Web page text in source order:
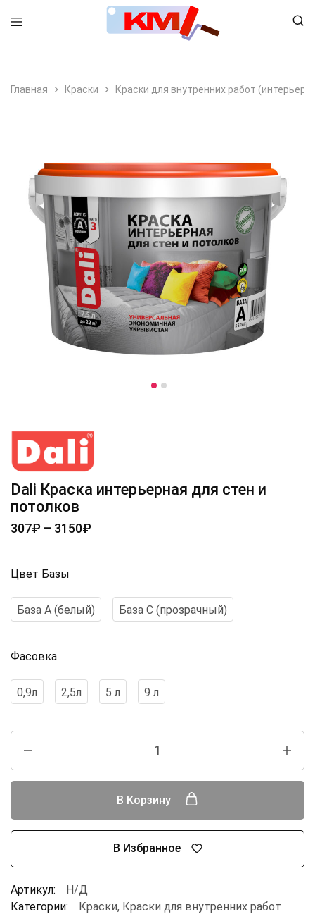
8 (495) 798-99-78
Главная Краски Краски для внутренних работ
Dali Краска интерьерная для стен и
потолков
307₽ – 3150₽
Цвет Базы
База А (белый) База С (прозрачный)
Фасовка
0,9л 2,5л 5 л 9 л
В Корзину
В Избранное
Артикул:
Н/Д
Категории:
Краски, Краски для внутренних работ